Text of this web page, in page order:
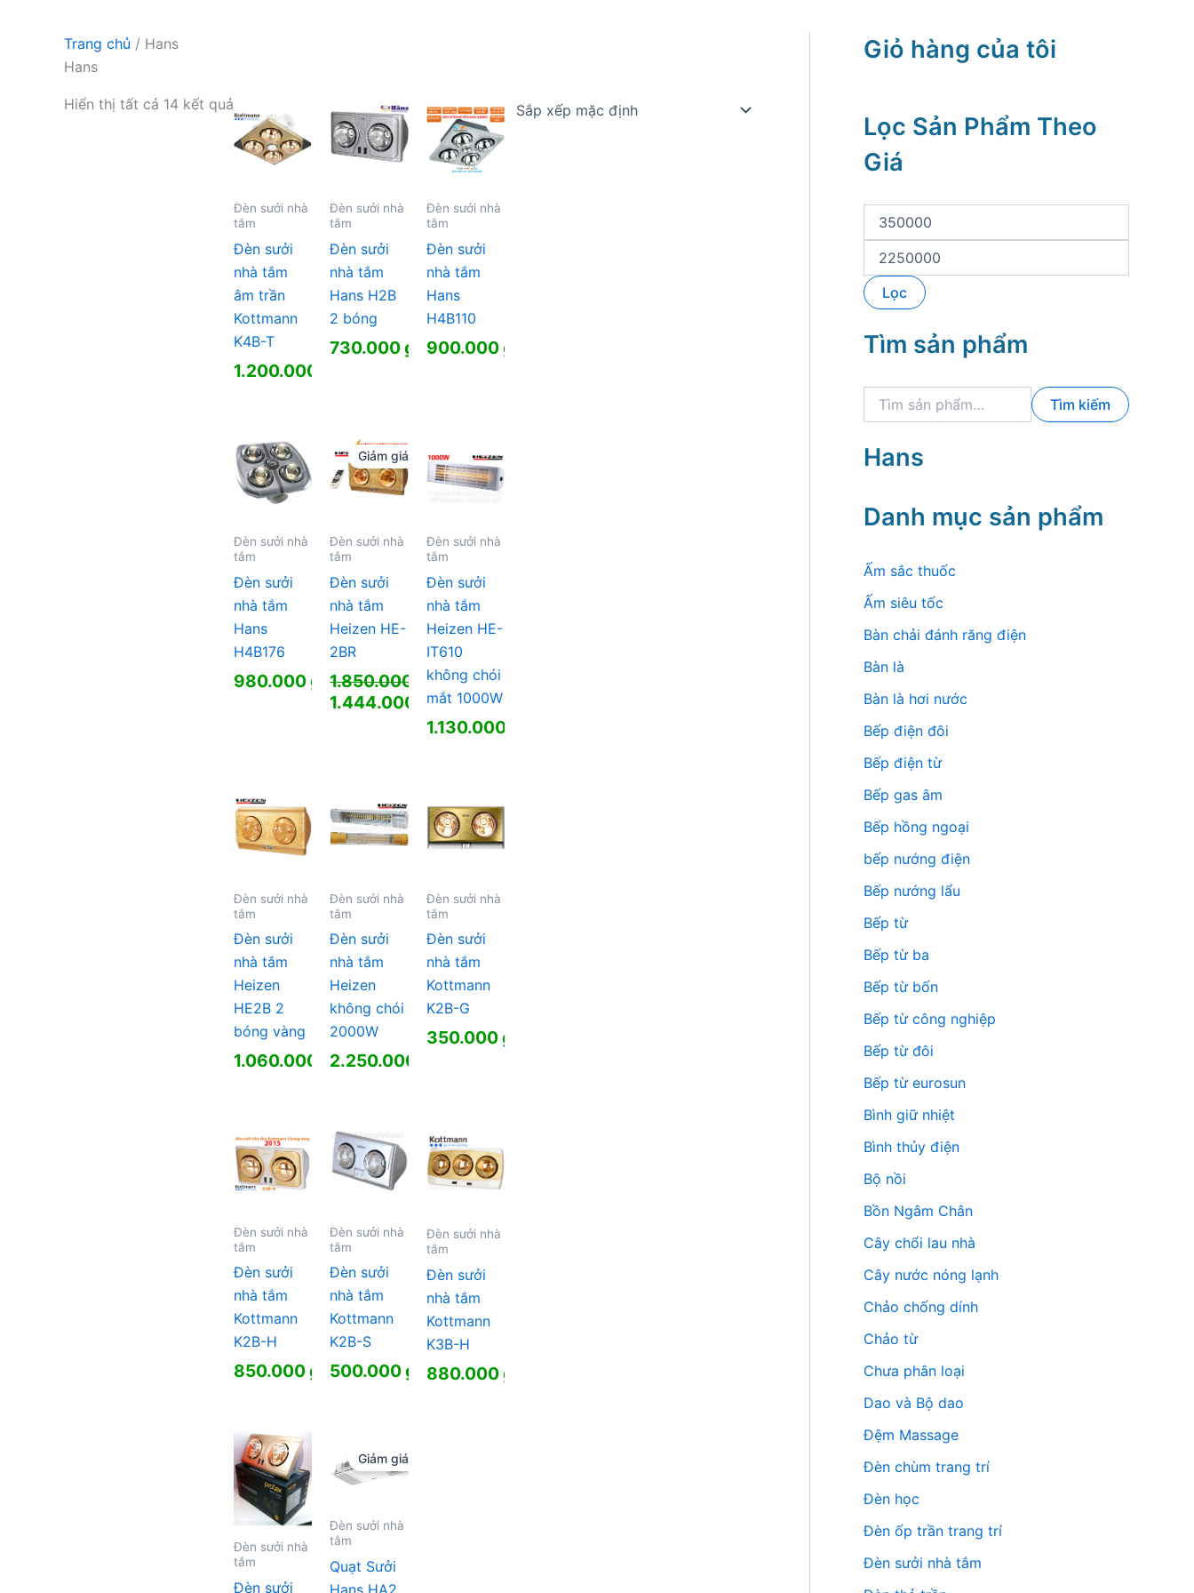
Trang chủ / Hans
Hans
Hiển thị tất cả 14 kết quả
Đèn sưởi nhà
tắm
Đèn sưởi
nhà tắm
âm trần
Kottmann
K4B-T
1.200.000
Đèn sưởi nhà
tắm
Đèn sưởi
nhà tắm
Hans H2B
2 bóng
730.000₫
Đèn sưởi nhà
tắm
Đèn sưởi
nhà tắm
Hans
H4B110
900.000₫
Đèn sưởi nhà
tắm
Đèn sưởi
nhà tắm
Hans
H4B176
980.000₫
Giảm giá!
Đèn sưởi nhà
tắm
Đèn sưởi
nhà tắm
Heizen HE-
2BR
1.850.000
₫
Giá
1.444.000
₫
1.444.000 ₫.
Đèn sưởi nhà
tắm
Đèn sưởi
nhà tắm
Heizen HE-
IT610
không chói
mắt 1000W
1.130.000
Đèn sưởi nhà
tắm
Đèn sưởi
nhà tắm
Heizen
HE2B 2
bóng vàng
1.060.000 ₫
Đèn sưởi nhà
tắm
Đèn sưởi
nhà tắm
Heizen
không chói
2000W
2.250.000
Đèn sưởi nhà
tắm
Đèn sưởi
nhà tắm
Kottmann
K2B-G
350.000₫
Đèn sưởi nhà
tắm
Đèn sưởi
nhà tắm
Kottmann
K2B-H
850.000₫
Đèn sưởi nhà
tắm
Đèn sưởi
nhà tắm
Kottmann
K2B-S
500.000₫
Đèn sưởi nhà
tắm
Đèn sưởi
nhà tắm
Kottmann
K3B-H
880.000₫
Đèn sưởi nhà
tắm
Đèn sưởi
Giảm giá!
Đèn sưởi nhà
tắm
Quạt Sưởi
Hans HA2
Giỏ hàng của tôi
Lọc Sản Phẩm Theo
Giá
ố
i
h
u
á
t
i
đ
Lọc
Tìm sản phẩm
k
Tìm kiếm
Hans
Danh mục sản phẩm
Ấm sắc thuốc
Ấm siêu tốc
Bàn chải đánh răng điện
Bàn là
Bàn là hơi nước
Bếp điện đôi
Bếp điện từ
Bếp gas âm
Bếp hồng ngoại
bếp nướng điện
Bếp nướng lẩu
Bếp từ
Bếp từ ba
Bếp từ bốn
Bếp từ công nghiệp
Bếp từ đôi
Bếp từ eurosun
Bình giữ nhiệt
Bình thủy điện
Bộ nồi
Bồn Ngâm Chân
Cây chổi lau nhà
Cây nước nóng lạnh
Chảo chống dính
Chảo từ
Chưa phân loại
Dao và Bộ dao
Đệm Massage
Đèn chùm trang trí
Đèn học
Đèn ốp trần trang trí
Đèn sưởi nhà tắm